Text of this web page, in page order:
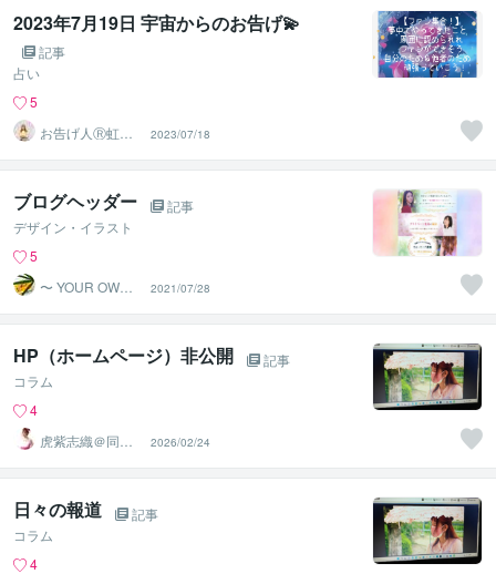
2023年7月19日 宇宙からのお告げ💫⁡
記事
占い
5
お告げ人Ⓡ虹色
ユニコーン
2023/07/18
ブログヘッダー
記事
デザイン・イラスト
5
〜 YOUR OWN
2021/07/28
HP（ホームページ）非公開
記事
コラム
4
虎紫志織＠同じ
目線の『駆け込
み寺』
2026/02/24
日々の報道
記事
コラム
4